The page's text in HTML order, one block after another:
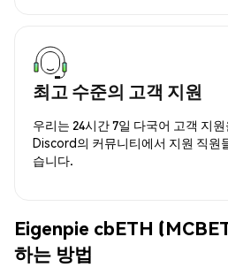
최고 수준의 고객 지원
우리는 24시간 7일 다국어 고객 지
Discord의 커뮤니티에서 지원 직원
습니다.
Eigenpie cbETH
하는 방법